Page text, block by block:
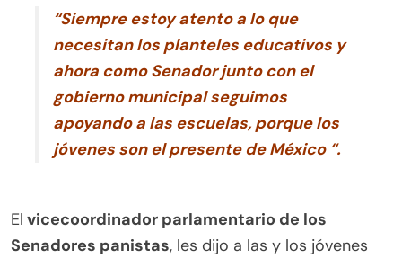
“Siempre estoy atento a lo que
necesitan los planteles educativos y
ahora como Senador junto con el
gobierno municipal seguimos
apoyando a las escuelas, porque los
jóvenes son el presente de México “.
El vicecoordinador parlamentario de los
Senadores panistas, les dijo a las y los jóvenes